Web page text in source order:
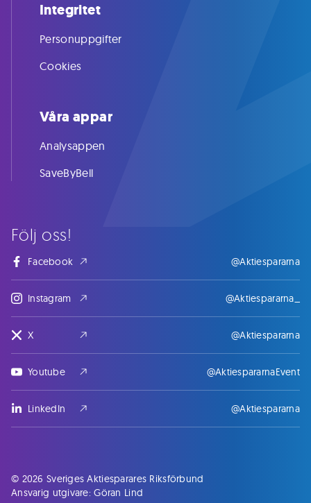
Följ oss!
Facebook @Aktiespararna
Instagram @Aktiespararna_
X @Aktiespararna
Youtube @AktiespararnaEvent
LinkedIn @Aktiespararna
Integritet
Personuppgifter
Cookies
Våra appar
Analysappen
SaveByBell
© 2026 Sveriges Aktiesparares Riksförbund
Ansvarig utgivare: Göran Lind